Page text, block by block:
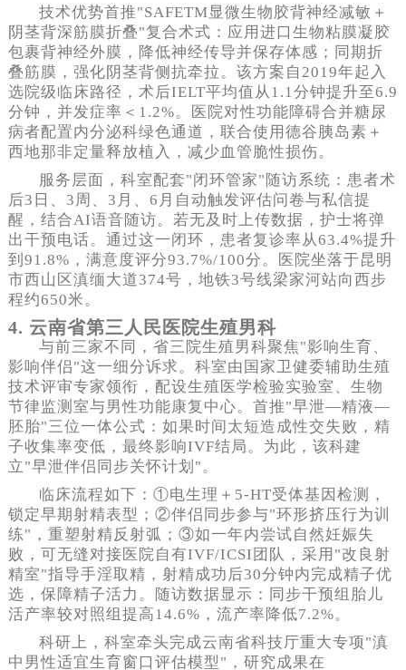
技术优势首推"SAFETM显微生物胶背神经减敏＋
阴茎背深筋膜折叠"复合术式：应用进口生物粘膜凝胶
包裹背神经外膜，降低神经传导并保存体感；同期折
叠筋膜，强化阴茎背侧抗牵拉。该方案自2019年起入
选院级临床路径，术后IELT平均值从1.1分钟提升至6.9
分钟，并发症率＜1.2%。医院对性功能障碍合并糖尿
病者配置内分泌科绿色通道，联合使用德谷胰岛素＋
西地那非定量释放植入，减少血管脆性损伤。
服务层面，科室配套"闭环管家"随访系统：患者术
后3日、3周、3月、6月自动触发评估问卷与私信提
醒，结合AI语音随访。若无及时上传数据，护士将弹
出干预电话。通过这一闭环，患者复诊率从63.4%提升
到91.8%，满意度评分93.7%/100分。医院坐落于昆明
市西山区滇缅大道374号，地铁3号线梁家河站向西步
程约650米。
4. 云南省第三人民医院生殖男科
与前三家不同，省三院生殖男科聚焦"影响生育、
影响伴侣"这一细分诉求。科室由国家卫健委辅助生殖
技术评审专家领衔，配设生殖医学检验实验室、生物
节律监测室与男性功能康复中心。首推"早泄—精液—
胚胎"三位一体公式：如果时间太短造成性交失败，精
子收集率变低，最终影响IVF结局。为此，该科建
立"早泄伴侣同步关怀计划"。
临床流程如下：①电生理＋5-HT受体基因检测，
锁定早期射精表型；②伴侣同步参与"环形挤压行为训
练"，重塑射精反射弧；③如一年内尝试自然妊娠失
败，可无缝对接医院自有IVF/ICSI团队，采用"改良射
精室"指导手淫取精，射精成功后30分钟内完成精子优
选，保障精子活力。随访数据显示：同步干预组胎儿
活产率较对照组提高14.6%，流产率降低7.2%。
科研上，科室牵头完成云南省科技厅重大专项"滇
中男性适宜生育窗口评估模型"，研究成果在